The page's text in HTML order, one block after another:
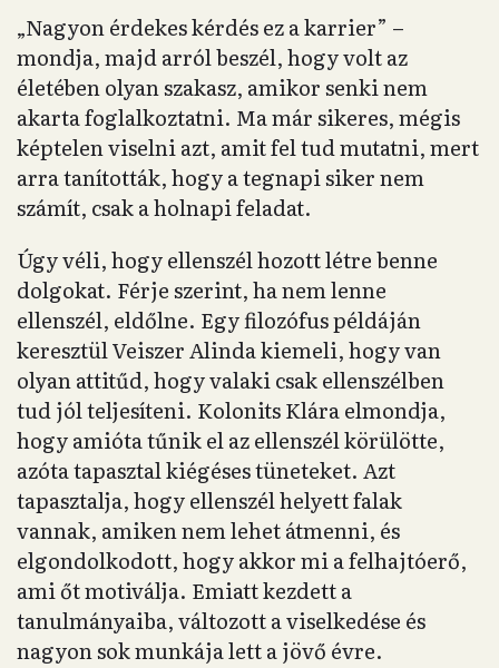
„Nagyon érdekes kérdés ez a karrier” –
mondja, majd arról beszél, hogy volt az
életében olyan szakasz, amikor senki nem
akarta foglalkoztatni. Ma már sikeres, mégis
képtelen viselni azt, amit fel tud mutatni, mert
arra tanították, hogy a tegnapi siker nem
számít, csak a holnapi feladat.
Úgy véli, hogy ellenszél hozott létre benne
dolgokat. Férje szerint, ha nem lenne
ellenszél, eldőlne. Egy filozófus példáján
keresztül Veiszer Alinda kiemeli, hogy van
olyan attitűd, hogy valaki csak ellenszélben
tud jól teljesíteni. Kolonits Klára elmondja,
hogy amióta tűnik el az ellenszél körülötte,
azóta tapasztal kiégéses tüneteket. Azt
tapasztalja, hogy ellenszél helyett falak
vannak, amiken nem lehet átmenni, és
elgondolkodott, hogy akkor mi a felhajtóerő,
ami őt motiválja. Emiatt kezdett a
tanulmányaiba, változott a viselkedése és
nagyon sok munkája lett a jövő évre.